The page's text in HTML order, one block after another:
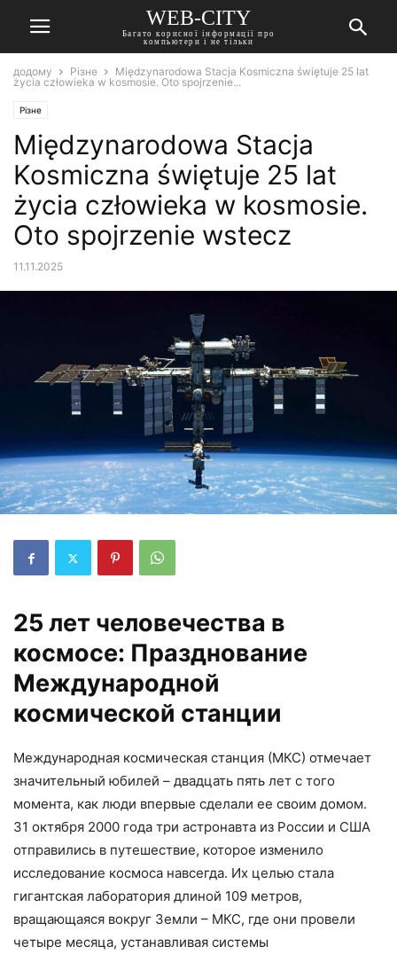
WEB-CITY
Багато корисної інформації про
компьютери і не тільки
додому Різне
Międzynarodowa Stacja Kosmiczna świętuje 25 lat
życia człowieka w kosmosie. Oto spojrzenie...
Різне
Międzynarodowa Stacja
Kosmiczna świętuje 25 lat
życia człowieka w kosmosie.
Oto spojrzenie wstecz
11.11.2025
25 лет человечества в
космосе: Празднование
Международной
космической станции
Международная космическая станция (МКС) отмечает
значительный юбилей – двадцать пять лет с того
момента, как люди впервые сделали ее своим домом.
31 октября 2000 года три астронавта из России и США
отправились в путешествие, которое изменило
исследование космоса навсегда. Их целью стала
гигантская лаборатория длиной 109 метров,
вращающаяся вокруг Земли – МКС, где они провели
четыре месяца, устанавливая системы